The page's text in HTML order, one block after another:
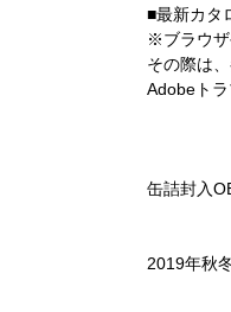
■最新カタ
※ブラウザ
その際は
Adobeト
缶詰封入
2019年秋